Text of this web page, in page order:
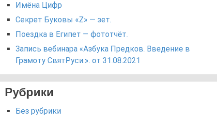
Имёна Цифр
Секрет Буковы «Z» — зет.
Поездка в Египет — фототчёт.
Запись вебинара «Азбука Предков. Введение в
Грамоту СвятРуси.». от 31.08.2021
Рубрики
Без рубрики